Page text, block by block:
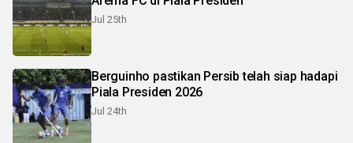
Jul 25th
Berguinho pastikan Persib telah siap hadapi
Piala Presiden 2026
Jul 24th